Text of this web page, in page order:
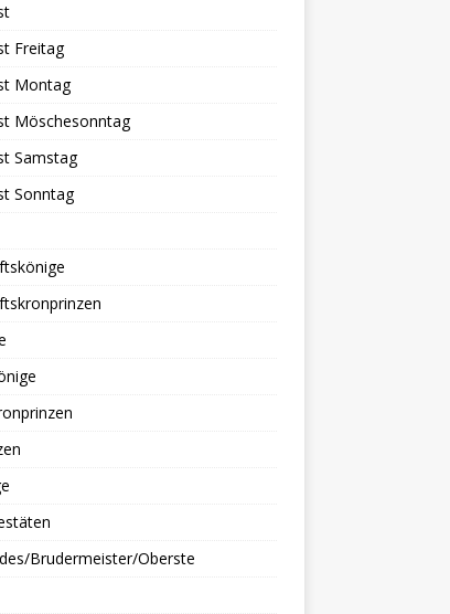
Freitag
Montag
Möschesonntag
Samstag
Sonntag
Brudermeister/Oberste